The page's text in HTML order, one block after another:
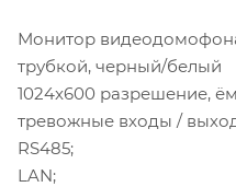
Монитор
трубкой, черный/белый
1024x600 разрешение,
тревожные входы /
RS485;
LAN;